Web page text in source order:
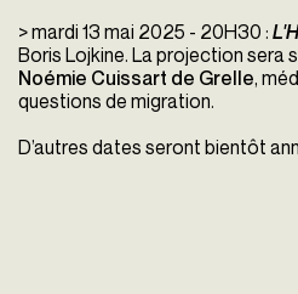
> mardi 13 mai 2025 - 20H30 :
Boris Lojkine. La projection sera
Noémie Cuissart de Grelle,
questions de migration.
D’autres dates seront bientôt